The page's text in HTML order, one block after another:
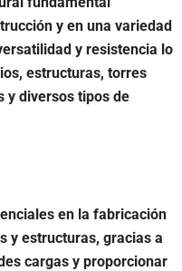
y en una variedad
y resistencia lo
estructuras, torres
y diversos tipos de
en la fabricación
y estructuras, gracias a
cargas y proporcionar